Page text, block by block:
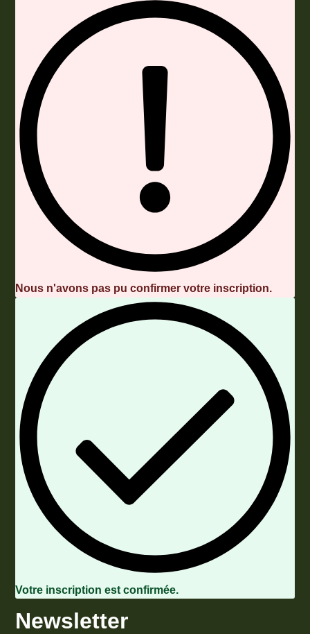
Nous n'avons pas pu confirmer votre inscription.
Votre inscription est confirmée.
Newsletter